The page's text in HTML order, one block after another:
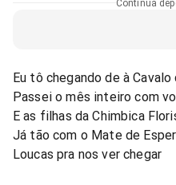
Continua
Eu tô chegando de à
Passei o mês inteiro com
E as filhas da Chimbica
Já tão com o Mate de
Loucas pra nos ver chegar